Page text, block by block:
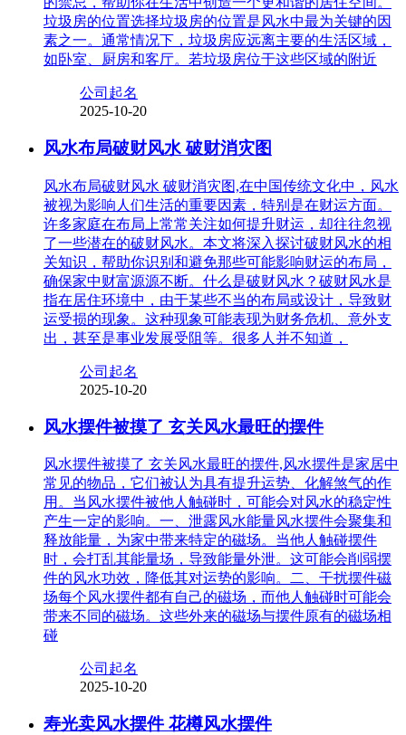
垃圾房的位置选择垃圾房的位置是风水中最为关键的因
素之一。通常情况下，垃圾房应远离主要的生活区域，
如卧室、厨房和客厅。若垃圾房位于这些区域的附近
公司起名
2025-10-20
风水布局破财风水 破财消灾图
风水布局破财风水 破财消灾图,在中国传统文化中，风水
被视为影响人们生活的重要因素，特别是在财运方面。
许多家庭在布局上常常关注如何提升财运，却往往忽视
了一些潜在的破财风水。本文将深入探讨破财风水的相
关知识，帮助你识别和避免那些可能影响财运的布局，
确保家中财富源源不断。什么是破财风水？破财风水是
指在居住环境中，由于某些不当的布局或设计，导致财
运受损的现象。这种现象可能表现为财务危机、意外支
出，甚至是事业发展受阻等。很多人并不知道，
公司起名
2025-10-20
风水摆件被摸了 玄关风水最旺的摆件
风水摆件被摸了 玄关风水最旺的摆件,风水摆件是家居中
常见的物品，它们被认为具有提升运势、化解煞气的作
用。当风水摆件被他人触碰时，可能会对风水的稳定性
产生一定的影响。一、泄露风水能量风水摆件会聚集和
释放能量，为家中带来特定的磁场。当他人触碰摆件
时，会打乱其能量场，导致能量外泄。这可能会削弱摆
件的风水功效，降低其对运势的影响。二、干扰摆件磁
场每个风水摆件都有自己的磁场，而他人触碰时可能会
带来不同的磁场。这些外来的磁场与摆件原有的磁场相
碰
公司起名
2025-10-20
寿光卖风水摆件 花樽风水摆件